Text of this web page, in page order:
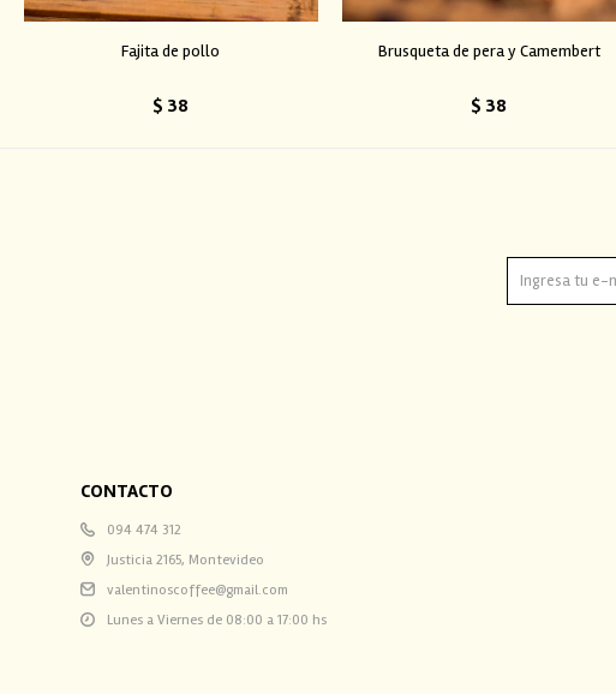
Fajita de pollo
$ 38
Brusqueta de pera y Camembert
$ 38
CONTACTO
094 474 312
Justicia 2165, Montevideo
valentinoscoffee@gmail.com
Lunes a Viernes de 08:00 a 17:00 hs